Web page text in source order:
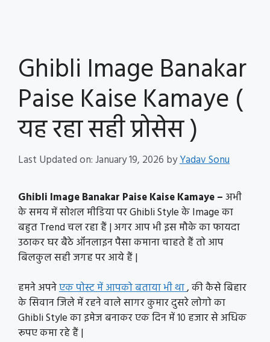
Ghibli Image Banakar
Paise Kaise Kamaye (
यह रहा सही प्रोसेस )
Last Updated on: January 19, 2026 byYadav Sonu
Ghibli Image Banakar Paise Kaise Kamaye –अभी
के समय में सोशल मीडिया पर Ghibli Style के Image का
बहुत Trend चल रहा हैं | अगर आप भी इस मौके का फायदा
उठाकर घर बैठे ऑनलाइन पैसा कमाना चाहते हैं तो आप
बिलकुल सही जगह पर आये हैं |
हमने अपनेएक पोस्ट में आपको बताया भी था, की कैसे बिहार
के सिवान जिले में रहने वाले सागर कुमार दुसरे लोगो का
Ghibli Style का इमेज बनाकर एक दिन में 10 हजार से अधिक
रूपए कमा रहे हैं |